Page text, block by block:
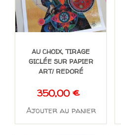
AU CHOIX, TIRAGE
GICLÉE SUR PAPIER
ART/ REDORÉ
350,00€
Ajouter au panier